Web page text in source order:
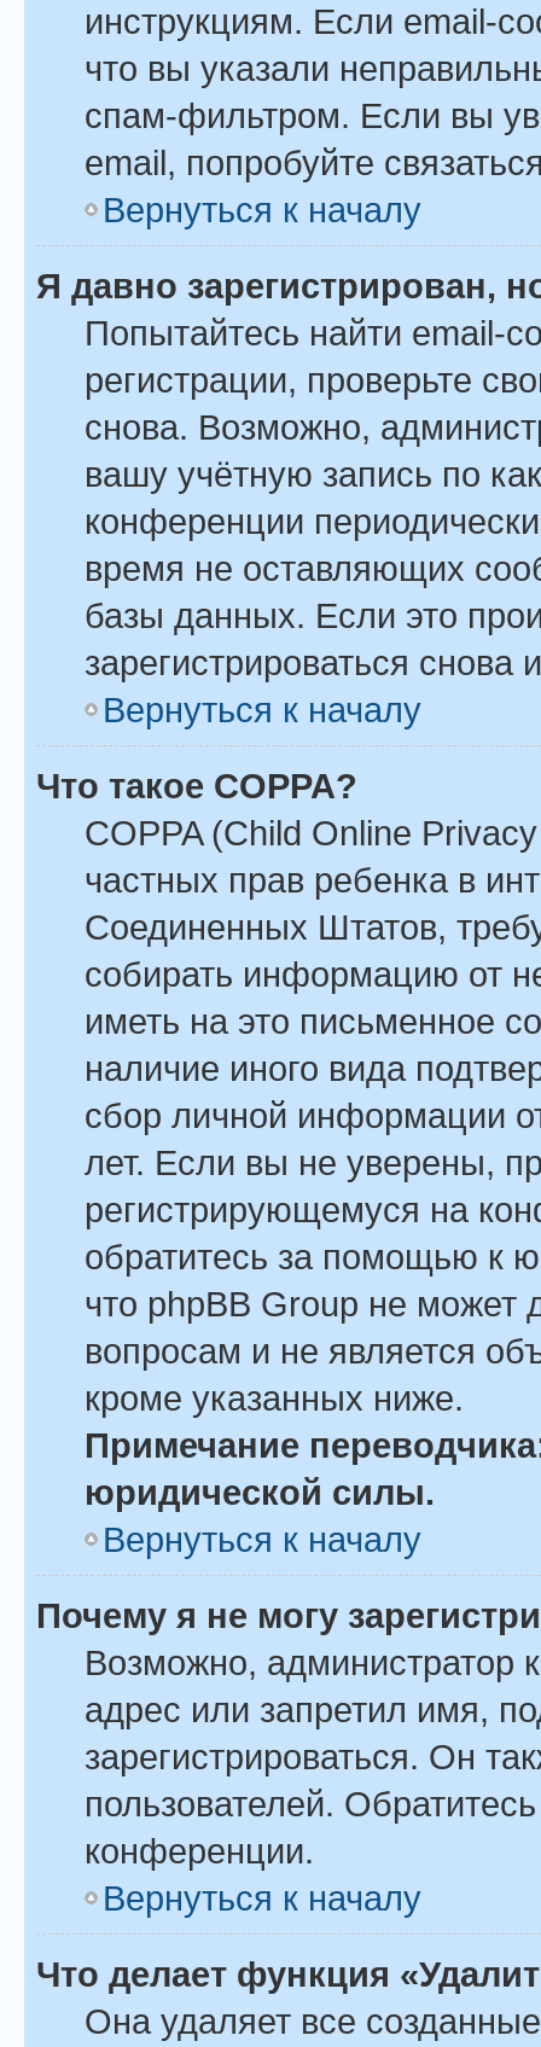
инструкциям. Если email-
что вы указали
спам-фильтром. Если вы
email, попробуйте
Вернуться к началу
Я давно зарегистрирован,
Попытайтесь найти email-
регистрации, проверьте
снова. Возможно,
вашу учётную запись по
конференции
время не оставляющих
базы данных. Если это
зарегистрироваться снова
Вернуться к началу
Что такое COPPA?
COPPA (Child Online
частных прав ребенка в
Соединенных Штатов,
собирать информацию от
иметь на это письменное
наличие иного вида
сбор личной информации
лет. Если вы не уверены,
регистрирующемуся на
обратитесь за помощью к
что phpBB Group не может
вопросам и не является
кроме указанных ниже.
Примечание
юридической силы.
Вернуться к началу
Почему я не могу
Возможно, администратор
адрес или запретил имя,
зарегистрироваться. Он
пользователей.
конференции.
Вернуться к началу
Что делает функция
Она удаляет все